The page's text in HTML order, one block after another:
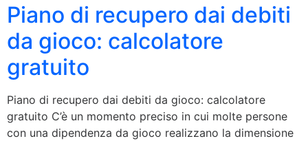
Piano di recupero dai debiti
da gioco: calcolatore
gratuito
Piano di recupero dai debiti da gioco: calcolatore
gratuito C’è un momento preciso in cui molte persone
con una dipendenza da gioco realizzano la dimensione